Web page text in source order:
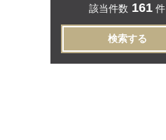
該当件数 161 件
検索する